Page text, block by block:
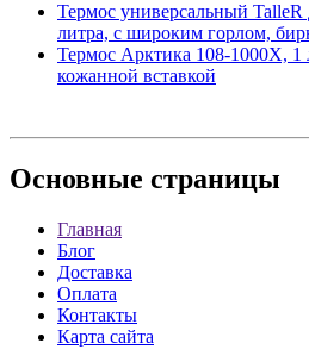
Термос универсальный
литра, с широким горлом,
Термос Арктика 108-1000Х,
кожанной вставкой
Основные страницы
Главная
Блог
Доставка
Оплата
Контакты
Карта сайта